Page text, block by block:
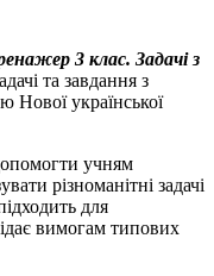
3 клас. Задачі з
та завдання з
Нової української
учням
різноманітні задачі
для
вимогам типових